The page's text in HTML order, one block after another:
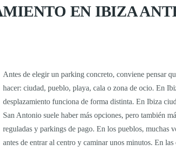
EN IBIZA
Antes de elegir un parking concreto, conviene pensar
hacer: ciudad, pueblo, playa, cala o zona de ocio. En
desplazamiento funciona de forma distinta. En Ibiza
San Antonio suele haber más opciones, pero también
reguladas y parkings de pago. En los pueblos, muchas
antes de entrar al centro y caminar unos minutos. En las